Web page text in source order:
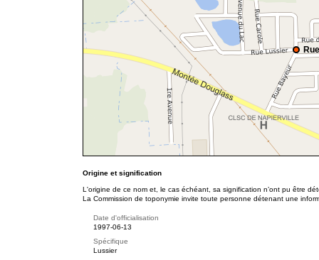
Origine et signification
L'origine de ce nom et, le cas échéant, sa signification n’ont pu être
La Commission de toponymie invite toute personne détenant une
Date d'officialisation
1997-06-13
Spécifique
Lussier